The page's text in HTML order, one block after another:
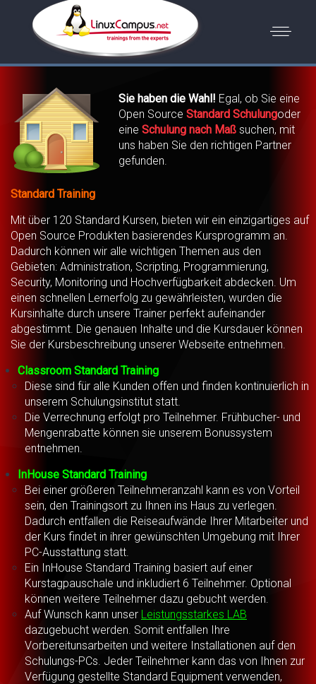
Sie haben die Wahl! Egal, ob Sie eine
Open Source Standard Schulungoder
eine Schulung nach Maß suchen, mit
uns haben Sie den richtigen Partner
gefunden.
Standard Training
Mit über 120 Standard Kursen, bieten wir ein einzigartiges auf
Open Source Produkten basierendes Kursprogramm an.
Dadurch können wir alle wichtigen Themen aus den
Gebieten: Administration, Scripting, Programmierung,
Security, Monitoring und Hochverfügbarkeit abdecken. Um
einen schnellen Lernerfolg zu gewährleisten, wurden die
Kursinhalte durch unsere Trainer perfekt aufeinander
abgestimmt. Die genauen Inhalte und die Kursdauer können
Sie der Kursbeschreibung unserer Webseite entnehmen.
Classroom Standard Training
Diese sind für alle Kunden offen und finden kontinuierlich in
unserem Schulungsinstitut statt.
Die Verrechnung erfolgt pro Teilnehmer. Frühbucher- und
Mengenrabatte können sie unserem Bonussystem
entnehmen.
InHouse Standard Training
Bei einer größeren Teilnehmeranzahl kann es von Vorteil
sein, den Trainingsort zu Ihnen ins Haus zu verlegen.
Dadurch entfallen die Reiseaufwände Ihrer Mitarbeiter und
der Kurs findet in ihrer gewünschten Umgebung mit Ihrer
PC-Ausstattung statt.
Ein InHouse Standard Training basiert auf einer
Kurstagpauschale und inkludiert 6 Teilnehmer. Optional
können weitere Teilnehmer dazu gebucht werden.
Auf Wunsch kann unser Leistungsstarkes LAB
dazugebucht werden. Somit entfallen Ihre
Vorbereitunsarbeiten und weitere Installationen auf den
Schulungs-PCs. Jeder Teilnehmer kann das von Ihnen zur
Verfügung gestellte Standard Equipment verwenden,